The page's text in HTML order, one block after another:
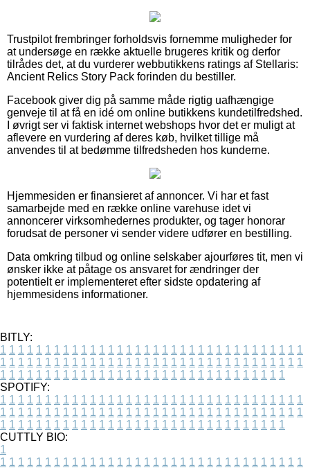
Trustpilot frembringer forholdsvis fornemme muligheder for
at undersøge en række aktuelle brugeres kritik og derfor
tilrådes det, at du vurderer webbutikkens ratings af Stellaris:
Ancient Relics Story Pack forinden du bestiller.
Facebook giver dig på samme måde rigtig uafhængige
genveje til at få en idé om online butikkens kundetilfredshed.
I øvrigt ser vi faktisk internet webshops hvor det er muligt at
aflevere en vurdering af deres køb, hvilket tillige må
anvendes til at bedømme tilfredsheden hos kunderne.
Hjemmesiden er finansieret af annoncer. Vi har et fast
samarbejde med en række online varehuse idet vi
annoncerer virksomhedernes produkter, og tager honorar
forudsat de personer vi sender videre udfører en bestilling.
Data omkring tilbud og online selskaber ajourføres tit, men vi
ønsker ikke at påtage os ansvaret for ændringer der
potentielt er implementeret efter sidste opdatering af
hjemmesidens informationer.
BITLY:
1 1 1 1 1 1 1 1 1 1 1 1 1 1 1 1 1 1 1 1 1 1 1 1 1 1 1 1 1 1 1 1 1 1
1 1 1 1 1 1 1 1 1 1 1 1 1 1 1 1 1 1 1 1 1 1 1 1 1 1 1 1 1 1 1 1 1 1
1 1 1 1 1 1 1 1 1 1 1 1 1 1 1 1 1 1 1 1 1 1 1 1 1 1 1 1 1 1 1 1
SPOTIFY:
1 1 1 1 1 1 1 1 1 1 1 1 1 1 1 1 1 1 1 1 1 1 1 1 1 1 1 1 1 1 1 1 1 1
1 1 1 1 1 1 1 1 1 1 1 1 1 1 1 1 1 1 1 1 1 1 1 1 1 1 1 1 1 1 1 1 1 1
1 1 1 1 1 1 1 1 1 1 1 1 1 1 1 1 1 1 1 1 1 1 1 1 1 1 1 1 1 1 1 1
CUTTLY BIO:
1
1 1 1 1 1 1 1 1 1 1 1 1 1 1 1 1 1 1 1 1 1 1 1 1 1 1 1 1 1 1 1 1 1 1